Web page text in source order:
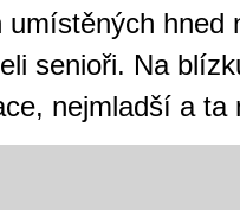
umístěných hned
senioři. Na
nejmladší a ta
různé kasinové
naleznete
automaty jak
hráče. V...